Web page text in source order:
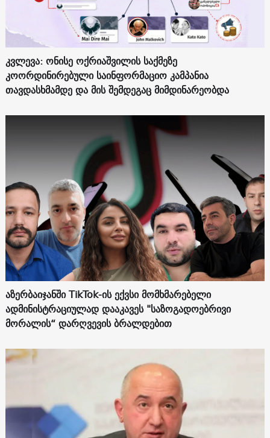
კვლევა: ონისე ოქრიაშვილის საქმეზე
კოორდინირებული საინფორმაციო კამპანია
თავდასხმამდე და მის შემდეგაც მიმდინარეობდა
აზერბაიჯანში TikTok-ის ექვსი მომხმარებელი
ადმინისტრაციულად დააკავეს "საზოგადოებრივი
მორალის“ დარღვევის ბრალდებით